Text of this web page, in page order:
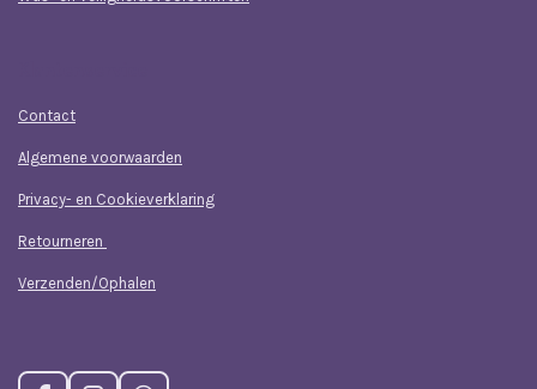
Contact
Algemene voorwaarden
Privacy- en Cookieverklaring
Retourneren
Verzenden/Ophalen